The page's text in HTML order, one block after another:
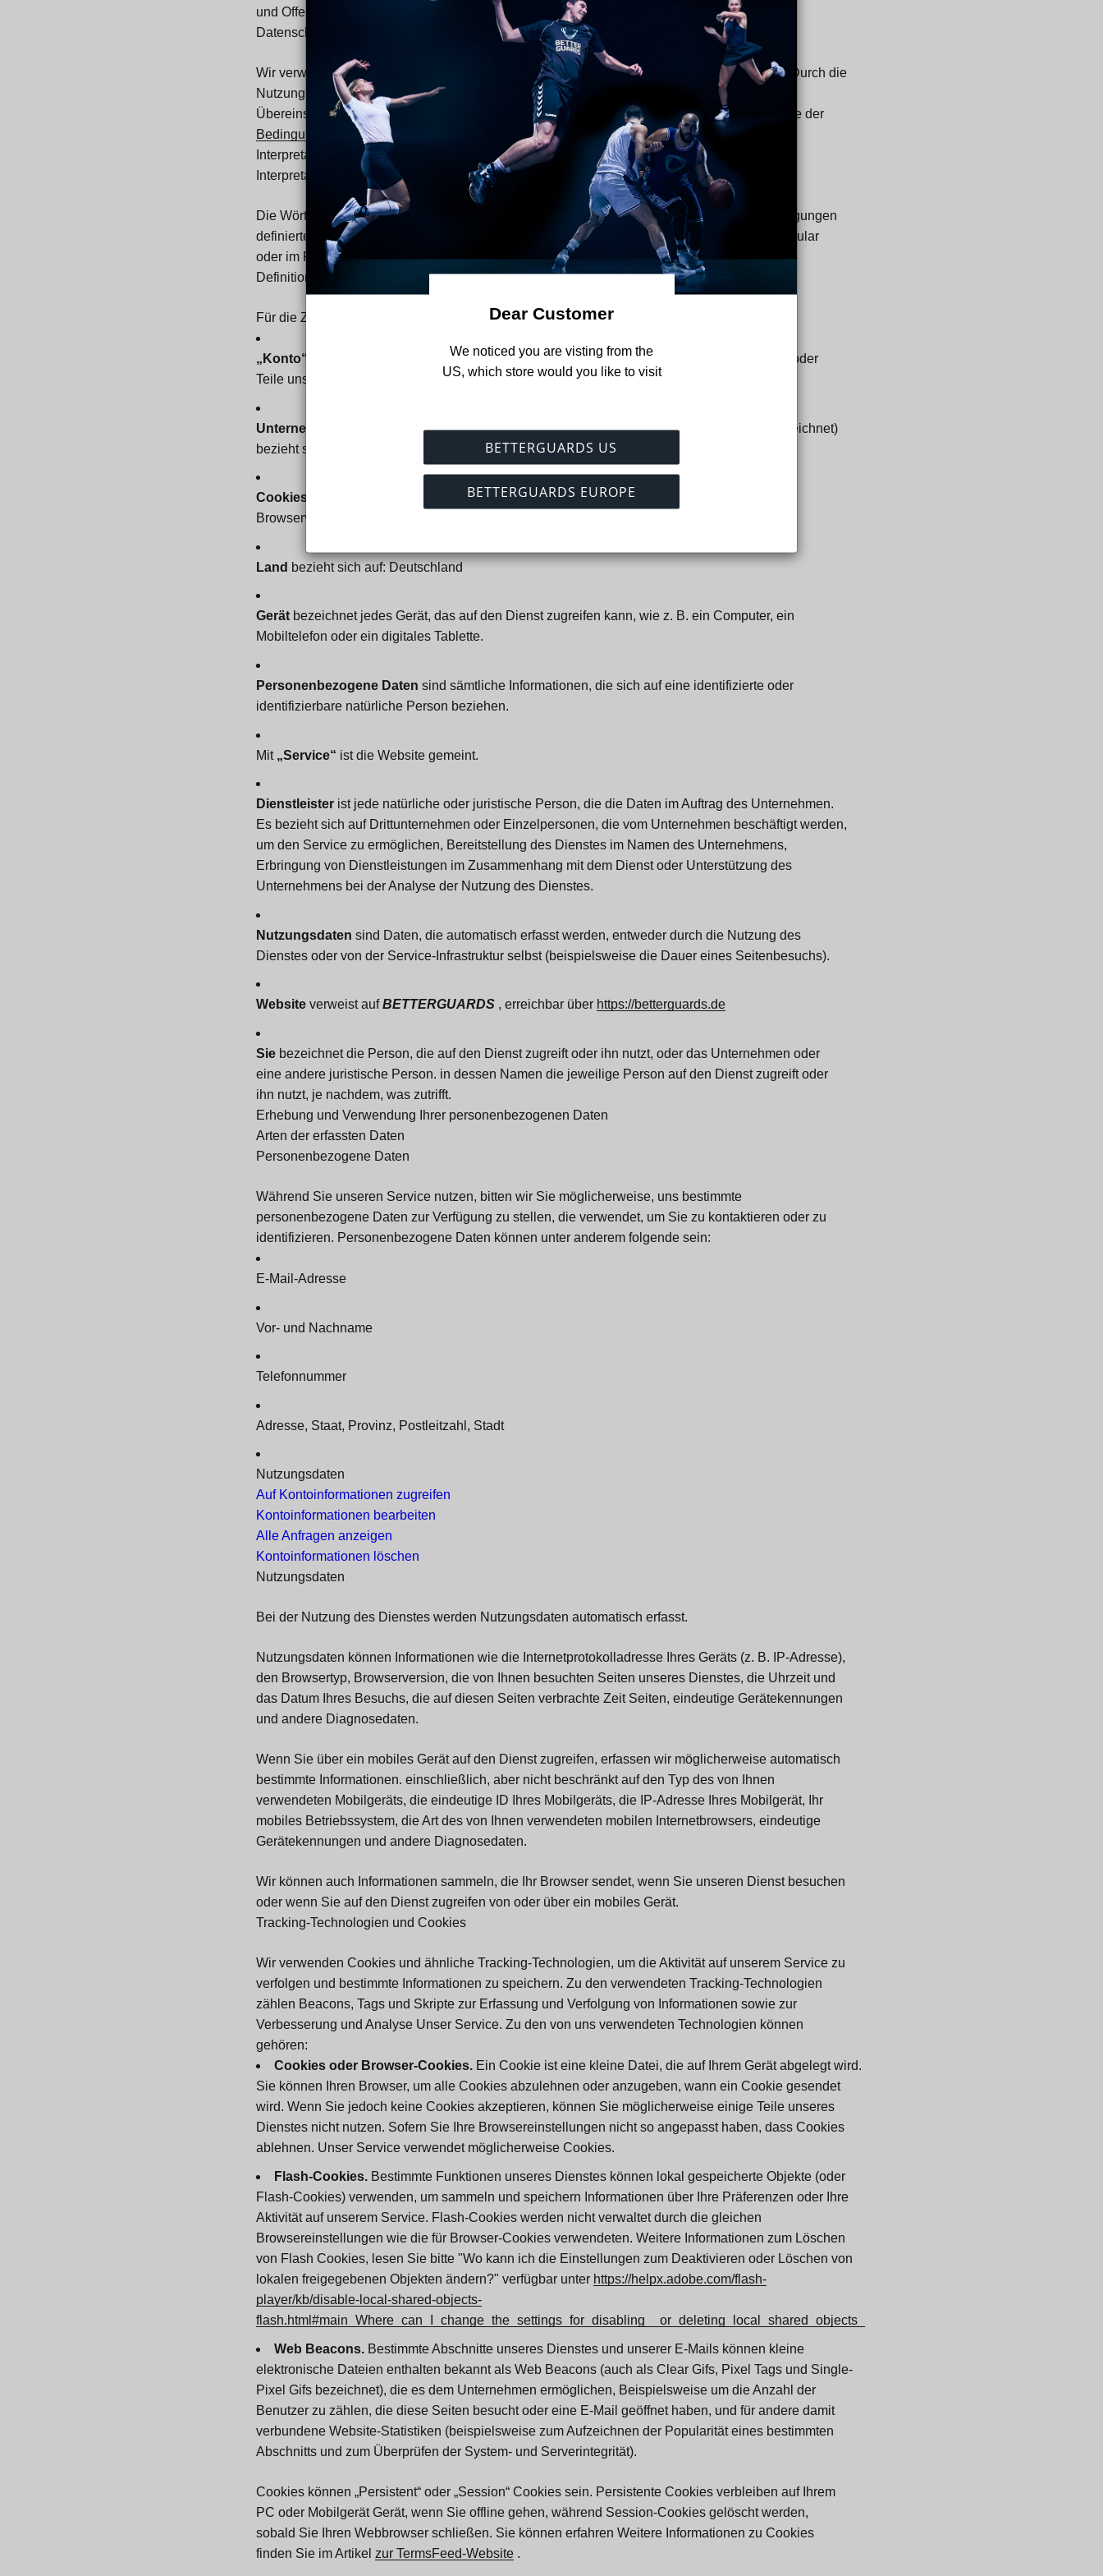
und Offenlegung Ihrer Daten wenn Sie den Dienst nutzen, und informiert Sie über Ihre
Datenschutzrechte und Ihren gesetzlichen Schutz.
Wir verwenden Ihre persönlichen Daten, um den Service bereitzustellen und zu verbessern. Durch die
Nutzung des Dienstes stimmen Sie der Erfassung und Verwendung von Informationen in
Übereinstimmung mit dieser Datenschutzrichtlinie. Diese Datenschutzrichtlinie wurde mit Hilfe der
BedingungenFeed Generator für Datenschutzrichtlinien
Interpretation und Definitionen
Interpretation
Die Wörter, deren Anfangsbuchstabe groß geschrieben ist, haben unter den folgenden Bedingungen
definierte Bedeutungen. Die folgenden Definitionen haben unabhängig davon, ob sie im Singular
oder im Plural stehen, die gleiche Bedeutung.
Definitionen
Für die Zwecke dieser Datenschutzrichtlinie:
„Konto“
bezeichnet ein einzigartiges Konto, das für Sie erstellt wird, um auf unseren Dienst oder
Teile unseres Dienstes zuzugreifen.
Unternehmen
(in dieser Vereinbarung als „das Unternehmen“, „Wir“, „Uns“ oder „Unser“ bezeichnet)
bezieht sich auf
Eiswerderstraße 20A, Berlin
Cookies
sind kleine Dateien, die von einem Website, die unter anderem die Details Ihres
Browserverlaufs auf dieser Website enthält.
Land bezieht sich auf: Deutschland
Gerät bezeichnet jedes Gerät, das auf den Dienst zugreifen kann, wie z. B. ein Computer, ein
Mobiltelefon oder ein digitales Tablette.
Personenbezogene Daten sind sämtliche Informationen, die sich auf eine identifizierte oder
identifizierbare natürliche Person beziehen.
Mit „Service“ ist die Website gemeint.
Dienstleister ist jede natürliche oder juristische Person, die die Daten im Auftrag des Unternehmen.
Es bezieht sich auf Drittunternehmen oder Einzelpersonen, die vom Unternehmen beschäftigt werden,
um den Service zu ermöglichen, Bereitstellung des Dienstes im Namen des Unternehmens,
Erbringung von Dienstleistungen im Zusammenhang mit dem Dienst oder Unterstützung des
Unternehmens bei der Analyse der Nutzung des Dienstes.
Nutzungsdaten sind Daten, die automatisch erfasst werden, entweder durch die Nutzung des
Dienstes oder von der Service-Infrastruktur selbst (beispielsweise die Dauer eines Seitenbesuchs).
Website verweist aufBETTERGUARDS , erreichbar über https://betterguards.de
Sie bezeichnet die Person, die auf den Dienst zugreift oder ihn nutzt, oder das Unternehmen oder
eine andere juristische Person. in dessen Namen die jeweilige Person auf den Dienst zugreift oder
ihn nutzt, je nachdem, was zutrifft.
Erhebung und Verwendung Ihrer personenbezogenen Daten
Arten der erfassten Daten
Personenbezogene Daten
Während Sie unseren Service nutzen, bitten wir Sie möglicherweise, uns bestimmte
personenbezogene Daten zur Verfügung zu stellen, die verwendet, um Sie zu kontaktieren oder zu
identifizieren. Personenbezogene Daten können unter anderem folgende sein:
E-Mail-Adresse
Vor- und Nachname
Telefonnummer
Adresse, Staat, Provinz, Postleitzahl, Stadt
Nutzungsdaten
Auf Kontoinformationen zugreifen
Kontoinformationen bearbeiten
Alle Anfragen anzeigen
Kontoinformationen löschen
Nutzungsdaten
Bei der Nutzung des Dienstes werden Nutzungsdaten automatisch erfasst.
Nutzungsdaten können Informationen wie die Internetprotokolladresse Ihres Geräts (z. B. IP-Adresse),
den Browsertyp, Browserversion, die von Ihnen besuchten Seiten unseres Dienstes, die Uhrzeit und
das Datum Ihres Besuchs, die auf diesen Seiten verbrachte Zeit Seiten, eindeutige Gerätekennungen
und andere Diagnosedaten.
Wenn Sie über ein mobiles Gerät auf den Dienst zugreifen, erfassen wir möglicherweise automatisch
bestimmte Informationen. einschließlich, aber nicht beschränkt auf den Typ des von Ihnen
verwendeten Mobilgeräts, die eindeutige ID Ihres Mobilgeräts, die IP-Adresse Ihres Mobilgerät, Ihr
mobiles Betriebssystem, die Art des von Ihnen verwendeten mobilen Internetbrowsers, eindeutige
Gerätekennungen und andere Diagnosedaten.
Wir können auch Informationen sammeln, die Ihr Browser sendet, wenn Sie unseren Dienst besuchen
oder wenn Sie auf den Dienst zugreifen von oder über ein mobiles Gerät.
Tracking-Technologien und Cookies
Wir verwenden Cookies und ähnliche Tracking-Technologien, um die Aktivität auf unserem Service zu
verfolgen und bestimmte Informationen zu speichern. Zu den verwendeten Tracking-Technologien
zählen Beacons, Tags und Skripte zur Erfassung und Verfolgung von Informationen sowie zur
Verbesserung und Analyse Unser Service. Zu den von uns verwendeten Technologien können
gehören:
Cookies oder Browser-Cookies. Ein Cookie ist eine kleine Datei, die auf Ihrem Gerät abgelegt wird.
Sie können Ihren Browser, um alle Cookies abzulehnen oder anzugeben, wann ein Cookie gesendet
wird. Wenn Sie jedoch keine Cookies akzeptieren, können Sie möglicherweise einige Teile unseres
Dienstes nicht nutzen. Sofern Sie Ihre Browsereinstellungen nicht so angepasst haben, dass Cookies
ablehnen. Unser Service verwendet möglicherweise Cookies.
Flash-Cookies. Bestimmte Funktionen unseres Dienstes können lokal gespeicherte Objekte (oder
Flash-Cookies) verwenden, um sammeln und speichern Informationen über Ihre Präferenzen oder Ihre
Aktivität auf unserem Service. Flash-Cookies werden nicht verwaltet durch die gleichen
Browsereinstellungen wie die für Browser-Cookies verwendeten. Weitere Informationen zum Löschen
von Flash Cookies, lesen Sie bitte "Wo kann ich die Einstellungen zum Deaktivieren oder Löschen von
lokalen freigegebenen Objekten ändern?" verfügbar unter https://helpx.adobe.com/flash-
player/kb/disable-local-shared-objects-
flash.html#main_Where_can_I_change_the_settings_for_disabling__or_deleting_local_shared_objects_
Web Beacons. Bestimmte Abschnitte unseres Dienstes und unserer E-Mails können kleine
elektronische Dateien enthalten bekannt als Web Beacons (auch als Clear Gifs, Pixel Tags und Single-
Pixel Gifs bezeichnet), die es dem Unternehmen ermöglichen, Beispielsweise um die Anzahl der
Benutzer zu zählen, die diese Seiten besucht oder eine E-Mail geöffnet haben, und für andere damit
verbundene Website-Statistiken (beispielsweise zum Aufzeichnen der Popularität eines bestimmten
Abschnitts und zum Überprüfen der System- und Serverintegrität).
Cookies können „Persistent“ oder „Session“ Cookies sein. Persistente Cookies verbleiben auf Ihrem
PC oder Mobilgerät Gerät, wenn Sie offline gehen, während Session-Cookies gelöscht werden,
sobald Sie Ihren Webbrowser schließen. Sie können erfahren Weitere Informationen zu Cookies
finden Sie im Artikel zur TermsFeed-Website .
Dear Customer
US, which store would you like to visit
BETTERGUARDS US
BETTERGUARDS EUROPE